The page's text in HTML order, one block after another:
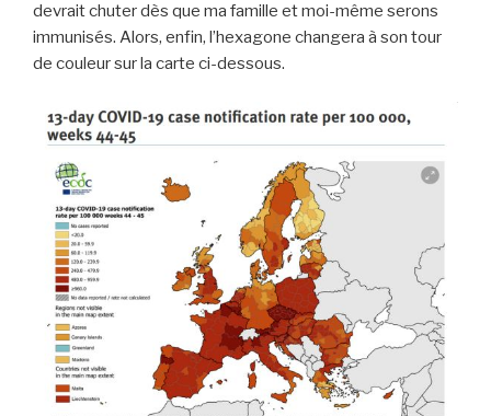
devrait chuter dès que ma famille et moi-même serons
immunisés. Alors, enfin, l’hexagone changera à son tour
de couleur sur la carte ci-dessous.